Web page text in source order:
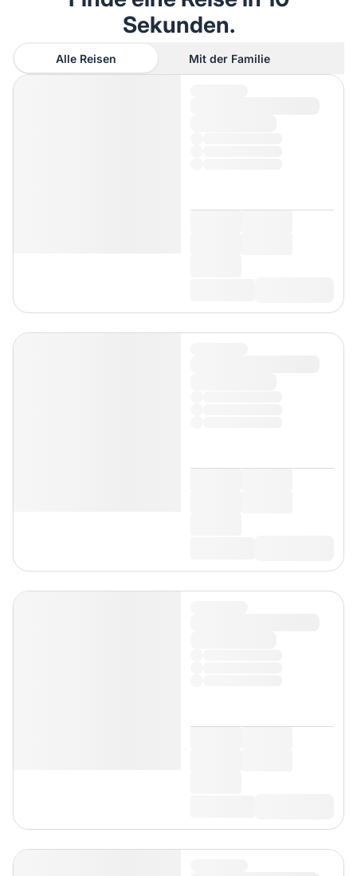
Sekunden.
Alle Reisen Mit der Familie